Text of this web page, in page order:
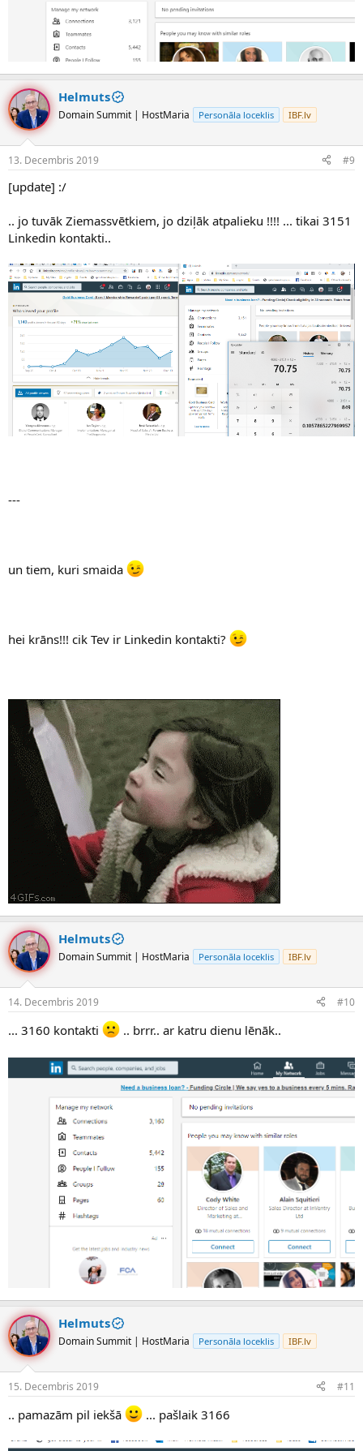
Helmuts
Domain Summit | HostMaria Personāla loceklis IBF.lv
13. Decembris 2019 #9
[update] :/
.. jo tuvāk Ziemassvētkiem, jo dziļāk atpalieku !!!! ... tikai 3151
Linkedin kontakti..
---
un tiem, kuri smaida
hei krāns!!! cik Tev ir Linkedin kontakti?
Helmuts
Domain Summit | HostMaria Personāla loceklis IBF.lv
14. Decembris 2019 #10
... 3160 kontakti .. brrr.. ar katru dienu lēnāk..
Helmuts
Domain Summit | HostMaria Personāla loceklis IBF.lv
15. Decembris 2019 #11
.. pamazām pil iekšā ... pašlaik 3166